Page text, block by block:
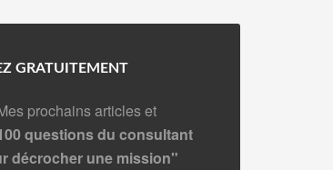
GRATUITEMENT
prochains articles et
questions du consultant
décrocher une mission"